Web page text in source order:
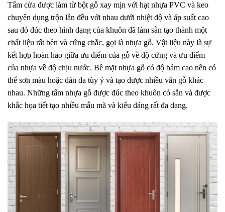
Tấm cửa được làm từ bột gỗ xay mịn với hạt nhựa PVC và keo
chuyên dụng trộn lẫn đều với nhau dưới nhiệt độ và áp suất cao
sau đó đúc theo hình dạng của khuôn đã làm sẵn tạo thành một
chất liệu rất bền và cứng chắc, gọi là nhựa gỗ. Vật liệu này là sự
kết hợp hoàn hảo giữa ưu điểm của gỗ về độ cứng và ưu điểm
của nhựa về độ chịu nước. Bề mặt nhựa gỗ có độ bám cao nên có
thể sơn màu hoặc dán da tùy ý và tạo được nhiều vân gỗ khác
nhau. Những tấm nhựa gỗ được đúc theo khuôn có sẵn và được
khắc họa tiết tạo nhiều mẫu mã và kiểu dáng rất đa dạng.